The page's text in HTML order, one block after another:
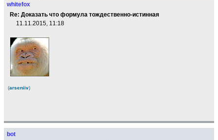
whitefox
Re: Доказать что формула тождественно-истинная
11.11.2015, 11:18
(arseniiv)
bot